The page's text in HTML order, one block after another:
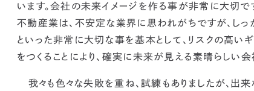
います。会社の未来イメージを作る事が非常に大切で
不動産業は、不安定な業界に思われがちですが、 しっ
といった非常に大切な事を基本として、 リスクの高い
をつくることにより、確実に未来が見える素晴らしい
我々も色々な失敗を重ね、試練もありましたが、 出来